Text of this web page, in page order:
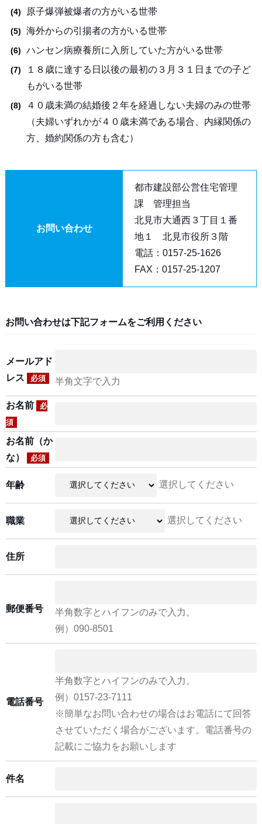
原子爆弾被爆者の方がいる世帯
海外からの引揚者の方がいる世帯
ハンセン病療養所に入所していた方がいる世帯
１８歳に達する日以後の最初の３月３１日までの子ど
もがいる世帯
４０歳未満の結婚後２年を経過しない夫婦のみの世帯
（夫婦いずれかが４０歳未満である場合、内縁関係の
方、婚約関係の方も含む）
お問い合わせ
都市建設部公営住宅管理
課 管理担当
北見市大通西３丁目１番
地１ 北見市役所３階
電話：0157-25-1626
FAX：0157-25-1207
お問い合わせは下記フォームをご利用ください
メールアド
レス
必須 半角文字で入力
お名前
必
須
お名前（か
な）
必須
年齢 選択してください
職業 選択してください
住所
郵便番号
半角数字とハイフンのみで入力。
例）090-8501
電話番号
半角数字とハイフンのみで入力。
例）0157-23-7111
※簡単なお問い合わせの場合はお電話にて回答
させていただく場合がございます。電話番号の
記載にご協力をお願いします
件名